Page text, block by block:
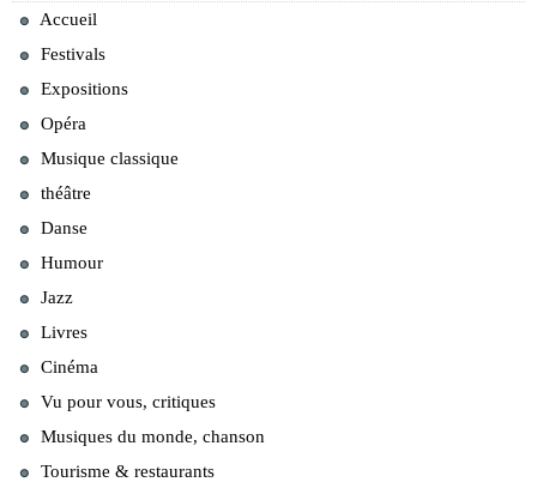
Accueil
Festivals
Expositions
Opéra
Musique classique
théâtre
Danse
Humour
Jazz
Livres
Cinéma
Vu pour vous, critiques
Musiques du monde, chanson
Tourisme & restaurants